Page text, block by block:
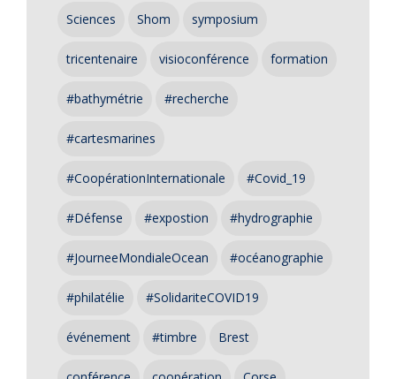
Sciences Shom symposium
tricentenaire visioconférence formation
#bathymétrie #recherche
#cartesmarines
#CoopérationInternationale #Covid_19
#Défense #expostion #hydrographie
#JourneeMondialeOcean #océanographie
#philatélie #SolidariteCOVID19
événement #timbre Brest